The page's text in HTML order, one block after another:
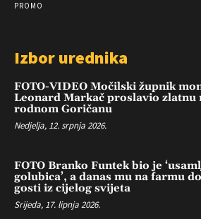
PROMO
Izbor urednika
FOTO-VIDEO Močilski župnik
Leonard Markač proslavio zlatnu
rodnom Goričanu
Nedjelja, 12. srpnja 2026.
FOTO Branko Funtek bio je
golubica’, a danas mu na farmu
gosti iz cijelog svijeta
Srijeda, 17. lipnja 2026.